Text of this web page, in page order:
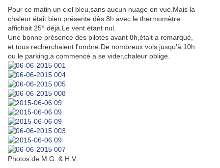
Pour ce matin un ciel bleu,sans aucun nuage en vue.Mais la
chaleur était bien présente dès 8h avec le thermomètre
affichait 25° déjà.Le vent étant nul.
Une bonne présence des pilotes avant 8h,était a remarqué,
et tous recherchaient l'ombre.De nombreux vols jusqu'à 10h
ou le parking,a commencé a se vider,chaleur oblige.
Photos de M.G. & H.V.